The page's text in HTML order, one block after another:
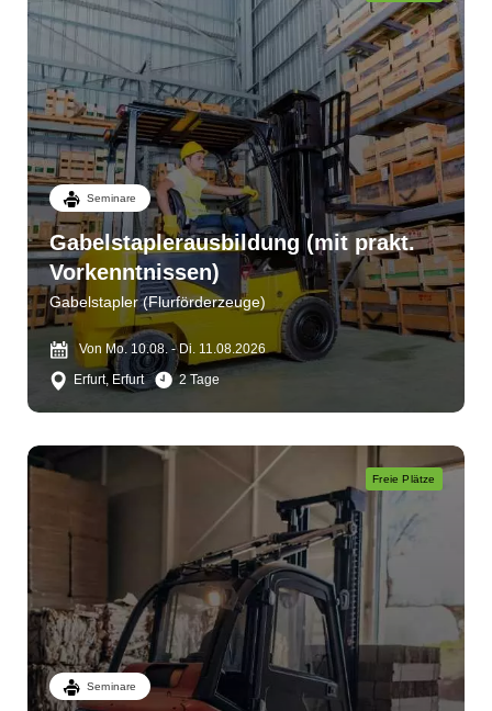
Seminare
Gabelstaplerausbildung (mit prakt.
Vorkenntnissen)
Gabelstapler (Flurförderzeuge)
Von Mo. 10.08. - Di. 11.08.2026
Erfurt, Erfurt
2 Tage
Freie Plätze
Seminare